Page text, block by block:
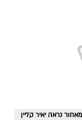
נראה יאיר קליין